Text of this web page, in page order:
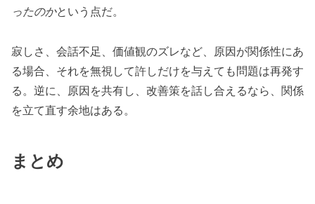
ったのかという点だ。
寂しさ、会話不足、価値観のズレなど、原因が関係性にあ
る場合、それを無視して許しだけを与えても問題は再発す
る。逆に、原因を共有し、改善策を話し合えるなら、関係
を立て直す余地はある。
まとめ